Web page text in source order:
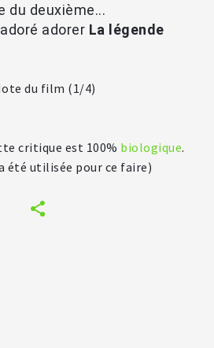
du deuxième...
adorer La légende
critique est 100% biologique.
été utilisée pour ce faire)